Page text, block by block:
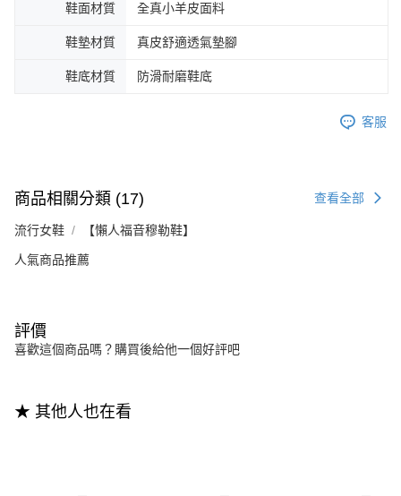
鞋面材質 全真小羊皮面料
鞋墊材質 真皮舒適透氣墊腳
鞋底材質 防滑耐磨鞋底
客服
商品相關分類 (17) 查看全部
流行女鞋 【懶人福音穆勒鞋】
人氣商品推薦
評價
喜歡這個商品嗎？購買後給他一個好評吧
★ 其他人也在看